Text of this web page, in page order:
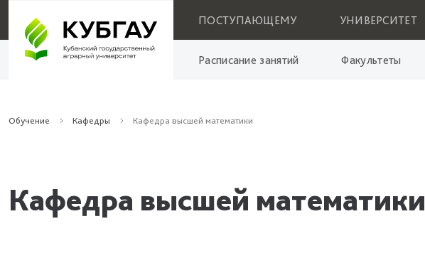
ПОСТУПАЮЩЕМУ УНИВЕРСИТЕТ
Расписание занятий Факультеты
Обучение Кафедры Кафедра высшей математики
Кафедра высшей математики